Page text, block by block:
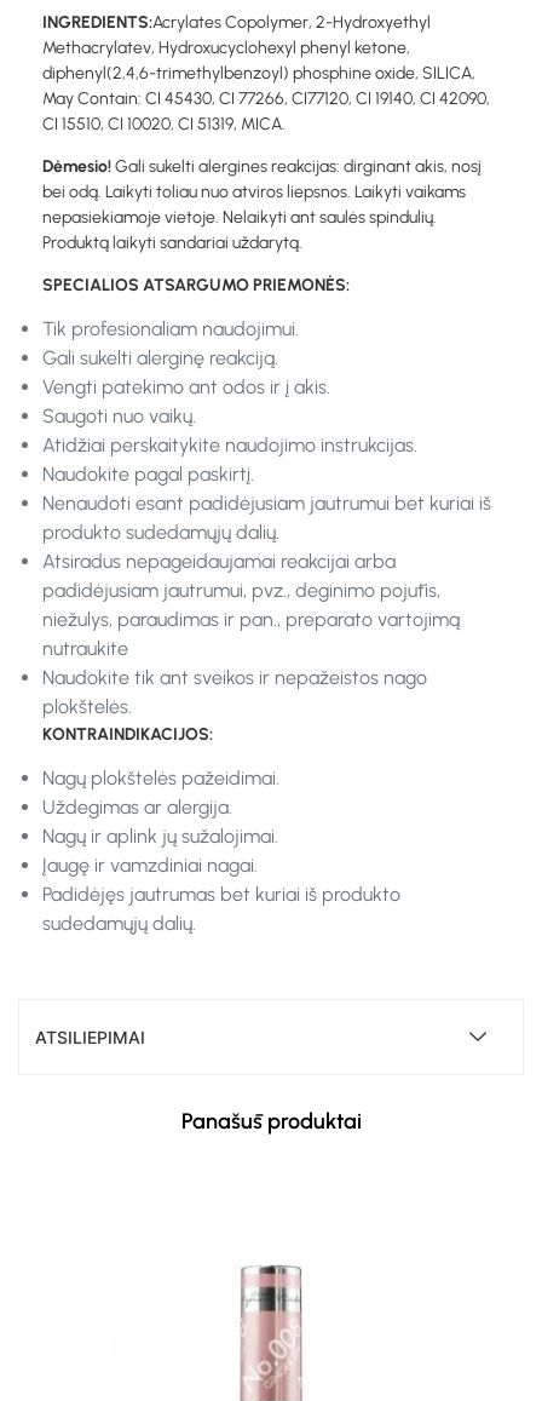
INGREDIENTS:Acrylates Copolymer, 2-Hydroxyethyl
Methacrylatev, Hydroxucyclohexyl phenyl ketone,
diphenyl(2,4,6-trimethylbenzoyl) phosphine oxide, SILICA,
May Contain: CI 45430, CI 77266, CI77120, CI 19140, CI 42090,
CI 15510, CI 10020, CI 51319, MICA.
Dėmesio!Gali sukelti alergines reakcijas: dirginant akis, nosį
bei odą. Laikyti toliau nuo atviros liepsnos. Laikyti vaikams
nepasiekiamoje vietoje. Nelaikyti ant saulės spindulių.
Produktą laikyti sandariai uždarytą.
SPECIALIOS ATSARGUMO PRIEMONĖS:
Tik profesionaliam naudojimui.
Gali sukelti alerginę reakciją.
Vengti patekimo ant odos ir į akis.
Saugoti nuo vaikų.
Atidžiai perskaitykite naudojimo instrukcijas.
Naudokite pagal paskirtį.
Nenaudoti esant padidėjusiam jautrumui bet kuriai iš
produkto sudedamųjų dalių.
Atsiradus nepageidaujamai reakcijai arba
padidėjusiam jautrumui, pvz., deginimo pojūtis,
niežulys, paraudimas ir pan., preparato vartojimą
nutraukite
Naudokite tik ant sveikos ir nepažeistos nago
plokštelės.
KONTRAINDIKACIJOS:
Nagų plokštelės pažeidimai.
Uždegimas ar alergija.
Nagų ir aplink jų sužalojimai.
Įaugę ir vamzdiniai nagai.
Padidėjęs jautrumas bet kuriai iš produkto
sudedamųjų dalių.
ATSILIEPIMAI
Panašūs produktai